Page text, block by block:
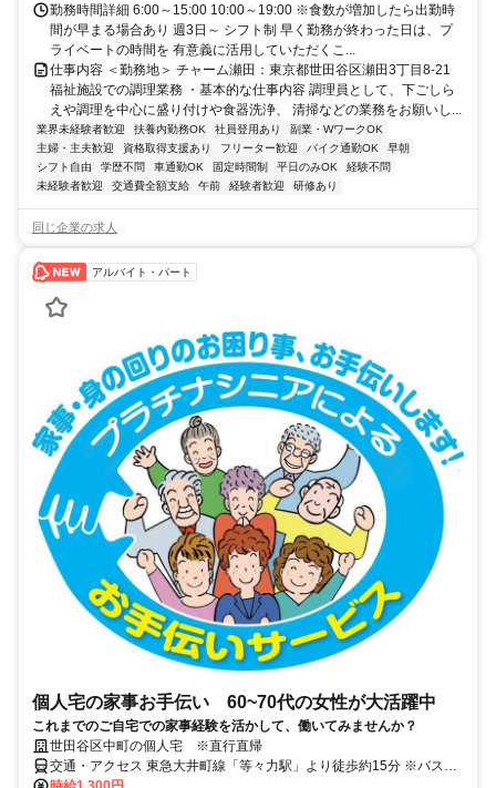
勤務時間詳細 6:00～15:00 10:00～19:00 ※食数が増加したら出勤時
間が早まる場合あり 週3日～ シフト制 早く勤務が終わった日は、プ
ライベートの時間を 有意義に活用していただくこ...
仕事内容 ＜勤務地＞ チャーム瀬田：東京都世田谷区瀬田3丁目8‐21
福祉施設での調理業務 ・基本的な仕事内容 調理員として、下ごしら
えや調理を中心に盛り付けや食器洗浄、 清掃などの業務をお願いし...
業界未経験者歓迎 扶養内勤務OK 社員登用あり
副業・WワークOK
主婦・主夫歓迎
資格取得支援あり フリーター歓迎 バイク通勤OK
早朝
シフト自由
学歴不問 車通勤OK 固定時間制 平日のみOK
経験不問
未経験者歓迎
交通費全額支給 午前 経験者歓迎 研修あり
同じ企業の求人
アルバイト・パート
個人宅の家事お手伝い 60~70代の女性が大活躍中
これまでのご自宅での家事経験を活かして、働いてみませんか？
世田谷区中町の個人宅 ※直行直帰
交通・アクセス 東急大井町線「等々力駅」より徒歩約15分 ※バスあ